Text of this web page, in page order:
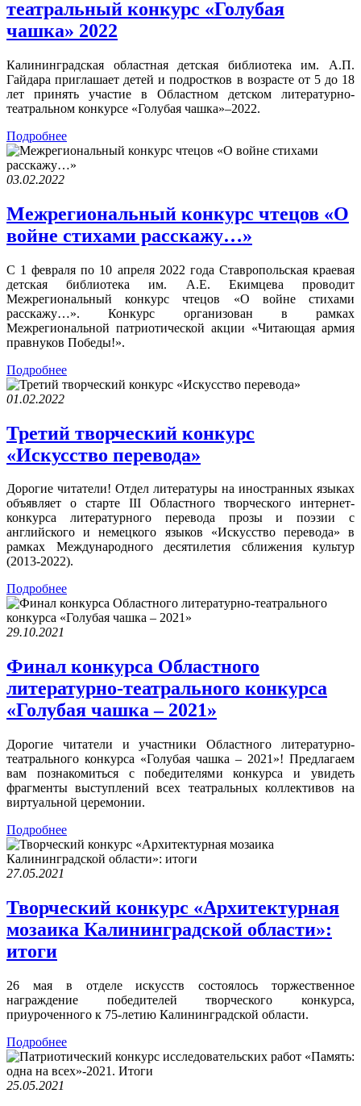
театральный конкурс «Голубая
чашка» 2022
Калининградская областная детская библиотека им. А.П.
Гайдара приглашает детей и подростков в возрасте от 5 до 18
лет принять участие в Областном детском литературно-
театральном конкурсе «Голубая чашка»–2022.
Подробнее
03.02.2022
Межрегиональный конкурс чтецов «О
войне стихами расскажу…»
С 1 февраля по 10 апреля 2022 года Ставропольская краевая
детская библиотека им. А.Е. Екимцева проводит
Межрегиональный конкурс чтецов «О войне стихами
расскажу…». Конкурс организован в рамках
Межрегиональной патриотической акции «Читающая армия
правнуков Победы!».
Подробнее
01.02.2022
Третий творческий конкурс
«Искусство перевода»
Дорогие читатели! Отдел литературы на иностранных языках
объявляет о старте III Областного творческого интернет-
конкурса литературного перевода прозы и поэзии с
английского и немецкого языков «Искусство перевода» в
рамках Международного десятилетия сближения культур
(2013-2022).
Подробнее
29.10.2021
Финал конкурса Областного
литературно-театрального конкурса
«Голубая чашка – 2021»
Дорогие читатели и участники Областного литературно-
театрального конкурса «Голубая чашка – 2021»! Предлагаем
вам познакомиться с победителями конкурса и увидеть
фрагменты выступлений всех театральных коллективов на
виртуальной церемонии.
Подробнее
27.05.2021
Творческий конкурс «Архитектурная
мозаика Калининградской области»:
итоги
26 мая в отделе искусств состоялось торжественное
награждение победителей творческого конкурса,
приуроченного к 75-летию Калининградской области.
Подробнее
25.05.2021